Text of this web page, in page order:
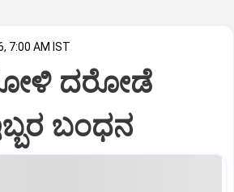
7:00 AM IST
ದರೋಡೆ
ಬಂಧನ